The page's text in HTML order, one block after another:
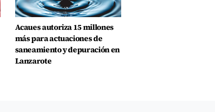
Acaues autoriza 15 millones
más para actuaciones de
saneamiento y depuración en
Lanzarote